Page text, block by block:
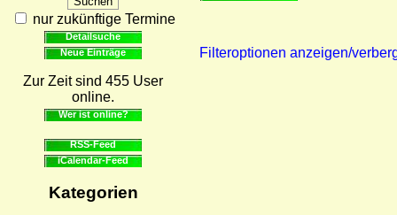
nur zukünftige Termine
Detailsuche
Neue Einträge
Zur Zeit sind 455 User
online.
Wer ist online?
RSS-Feed
iCalendar-Feed
Kategorien
Filteroptionen anzeigen/